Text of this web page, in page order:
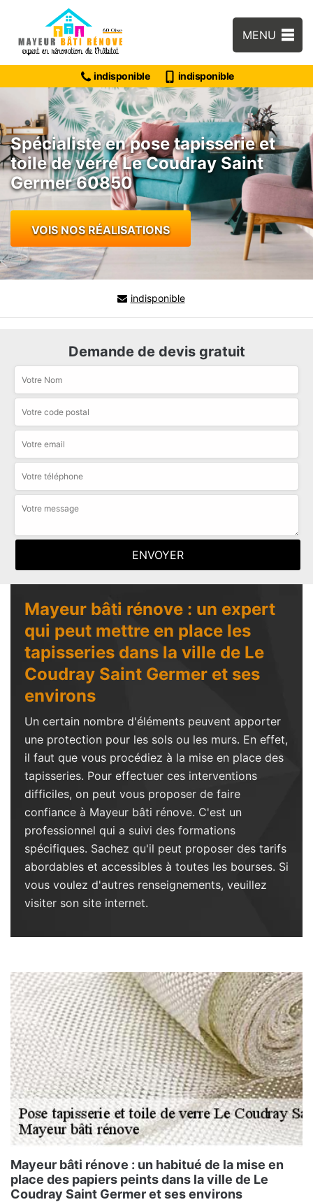
MENU
indisponible indisponible
Spécialiste en pose tapisserie et
toile de verre Le Coudray Saint
Germer 60850
VOIS NOS RÉALISATIONS
indisponible
Demande de devis gratuit
Mayeur bâti rénove : un expert
qui peut mettre en place les
tapisseries dans la ville de Le
Coudray Saint Germer et ses
environs
Un certain nombre d'éléments peuvent apporter
une protection pour les sols ou les murs. En effet,
il faut que vous procédiez à la mise en place des
tapisseries. Pour effectuer ces interventions
difficiles, on peut vous proposer de faire
confiance à Mayeur bâti rénove. C'est un
professionnel qui a suivi des formations
spécifiques. Sachez qu'il peut proposer des tarifs
abordables et accessibles à toutes les bourses. Si
vous voulez d'autres renseignements, veuillez
visiter son site internet.
Mayeur bâti rénove : un habitué de la mise en
place des papiers peints dans la ville de Le
Coudray Saint Germer et ses environs